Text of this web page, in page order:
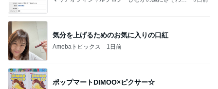
気分を上げるためのお気に入りの口紅
Amebaトピックス 1日前
ポップマートDIMOO×ピクサー☆